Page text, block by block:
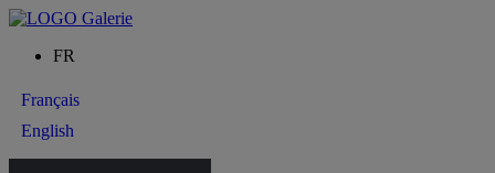
FR
Français
English